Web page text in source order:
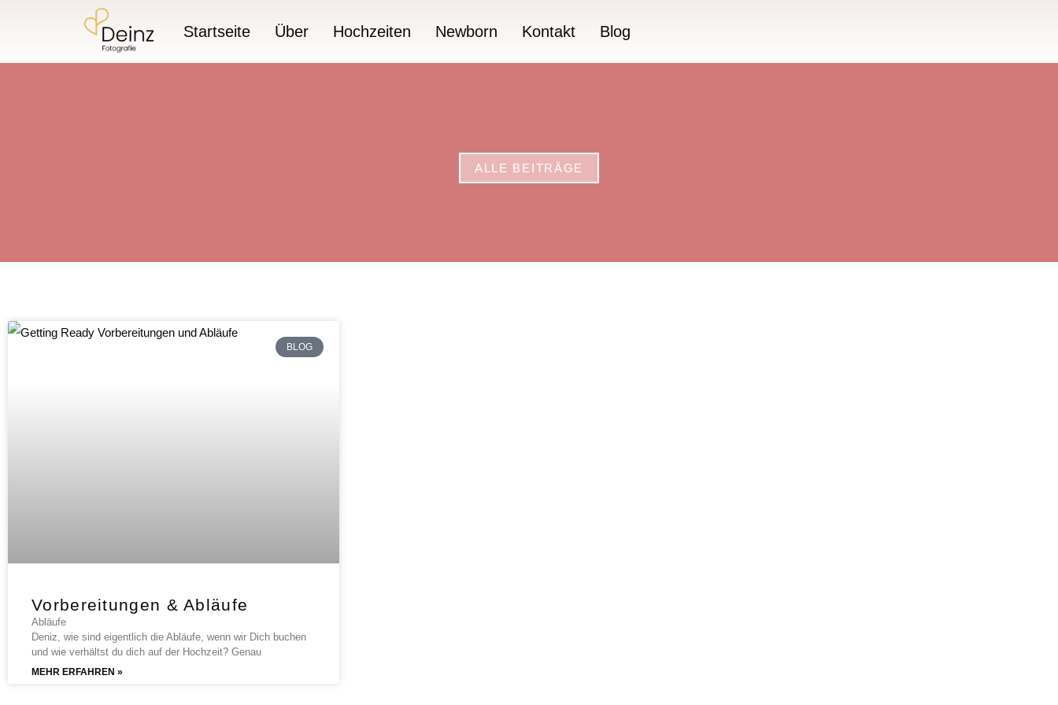
Startseite Über Hochzeiten Newborn Kontakt Blog
ALLE BEITRÄGE
BLOG
Vorbereitungen & Abläufe
Abläufe
Deniz, wie sind eigentlich die Abläufe, wenn wir Dich buchen
und wie verhältst du dich auf der Hochzeit? Genau
MEHR ERFAHREN »